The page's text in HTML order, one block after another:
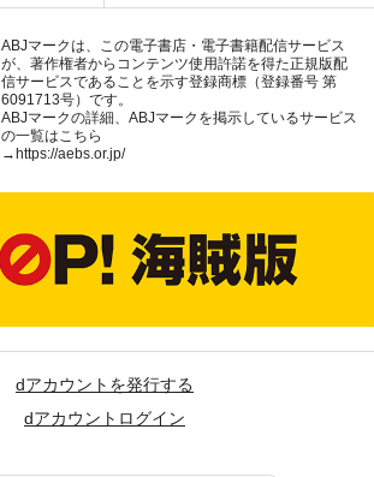
ABJマークは、この電子書店・電子書籍配信サービス
が、著作権者からコンテンツ使用許諾を得た正規版配
信サービスであることを示す登録商標（登録番号 第
6091713号）です。
ABJマークの詳細、ABJマークを掲示しているサービス
の一覧はこちら
→ https://aebs.or.jp/
dアカウントを発行する
dアカウントログイン